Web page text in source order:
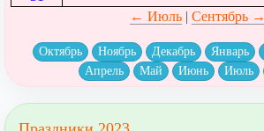
← Июль| Сентябрь →
Октябрь Ноябрь Декабрь Январь
Апрель
Май Июнь Июль